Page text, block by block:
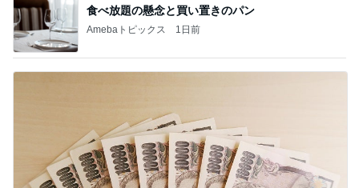
どこに消えたボーナスの差額170万円